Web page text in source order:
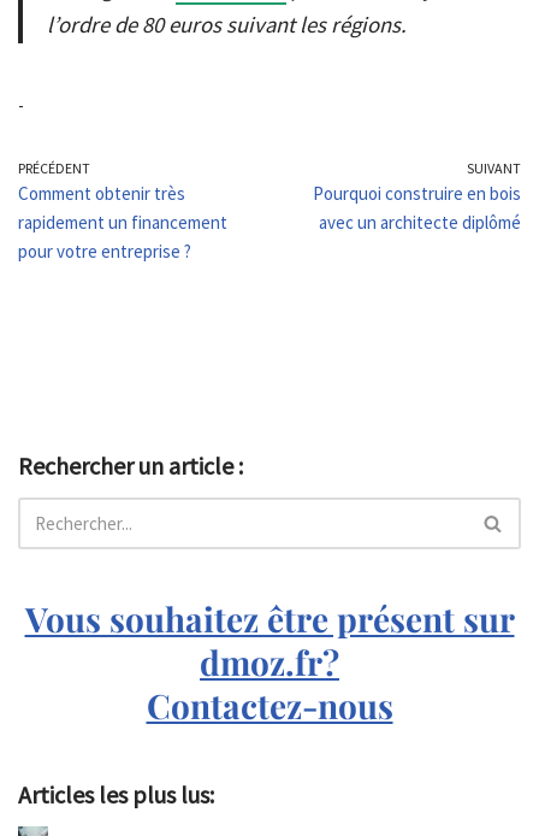
l’ordre de 80 euros suivant les régions.
-
PRÉCÉDENT
Comment obtenir très
rapidement un financement
pour votre entreprise ?
SUIVANT
Pourquoi construire en bois
avec un architecte diplômé
Rechercher un article :
Vous souhaitez être présent sur
dmoz.fr?
Contactez-nous
Articles les plus lus: